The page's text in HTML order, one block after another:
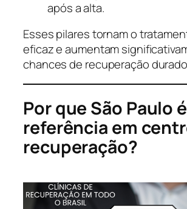
após a alta.
Esses pilares tornam o
eficaz e aumentam
chances de recuperação
Por que São Paulo é
referência em
recuperação?